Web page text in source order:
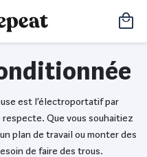
est l’électroportatif par
Que vous souhaitiez
plan de travail ou monter des
de faire des trous.